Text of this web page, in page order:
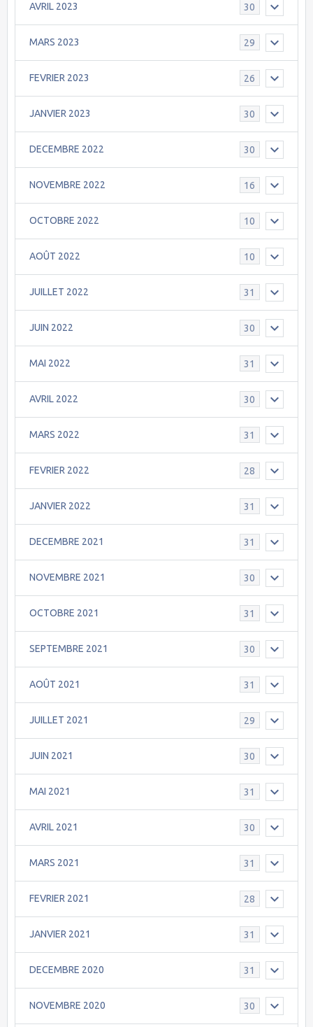
AVRIL 2023 30
MARS 2023 29
FEVRIER 2023 26
JANVIER 2023 30
DECEMBRE 2022 30
NOVEMBRE 2022 16
OCTOBRE 2022 10
AOÛT 2022 10
JUILLET 2022 31
JUIN 2022 30
MAI 2022 31
AVRIL 2022 30
MARS 2022 31
FEVRIER 2022 28
JANVIER 2022 31
DECEMBRE 2021 31
NOVEMBRE 2021 30
OCTOBRE 2021 31
SEPTEMBRE 2021 30
AOÛT 2021 31
JUILLET 2021 29
JUIN 2021 30
MAI 2021 31
AVRIL 2021 30
MARS 2021 31
FEVRIER 2021 28
JANVIER 2021 31
DECEMBRE 2020 31
NOVEMBRE 2020 30